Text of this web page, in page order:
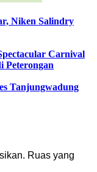
Niken Salindry
Carnival
Peterongan
Tanjungwadung
Ruas yang